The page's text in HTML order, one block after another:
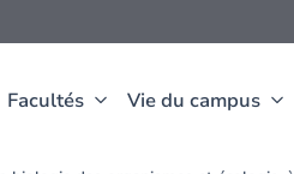
Facultés Vie du campus